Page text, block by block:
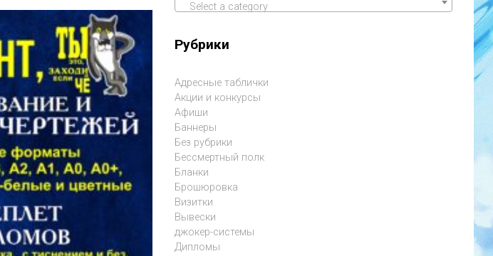
Select a category
Рубрики
Адресные таблички
Акции и конкурсы
Афиши
Баннеры
Без рубрики
Бессмертный полк
Бланки
Брошюровка
Визитки
Вывески
джокер-системы
Дипломы